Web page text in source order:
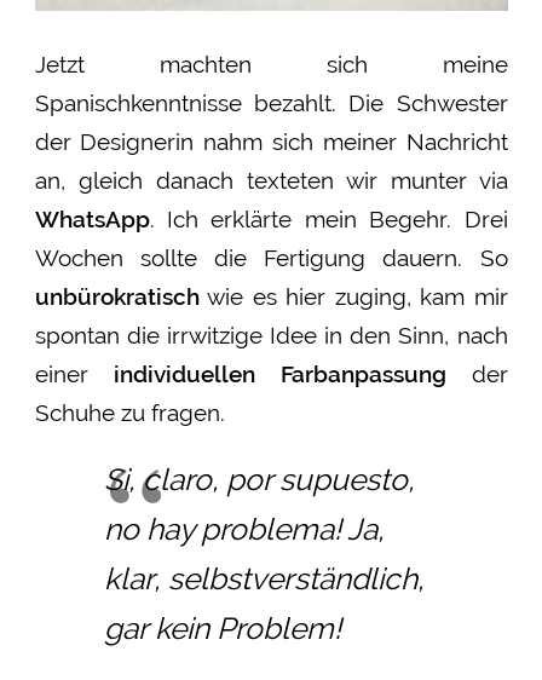
Jetzt machten sich meine
Spanischkenntnisse bezahlt. Die Schwester
der Designerin nahm sich meiner Nachricht
an, gleich danach texteten wir munter via
WhatsApp. Ich erklärte mein Begehr. Drei
Wochen sollte die Fertigung dauern. So
unbürokratischwie es hier zuging, kam mir
spontan die irrwitzige Idee in den Sinn, nach
einer individuellen Farbanpassung der
Schuhe zu fragen.
Si, claro, por supuesto,
no hay problema! Ja,
klar, selbstverständlich,
gar kein Problem!